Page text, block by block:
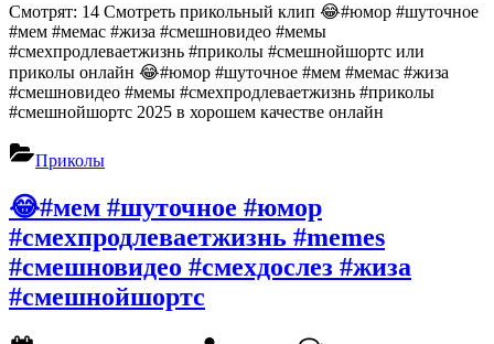
Смотрят: 14 Смотреть прикольный клип 😂#юмор #шуточное
#мем #мемас #жиза #смешновидео #мемы
#смехпродлеваетжизнь #приколы #смешнойшортс или
приколы онлайн 😂#юмор #шуточное #мем #мемас #жиза
#смешновидео #мемы #смехпродлеваетжизнь #приколы
#смешнойшортс 2025 в хорошем качестве онлайн
Приколы
😂#мем #шуточное #юмор
#смехпродлеваетжизнь #memes
#смешновидео #смехдослез #жиза
#смешнойшортс